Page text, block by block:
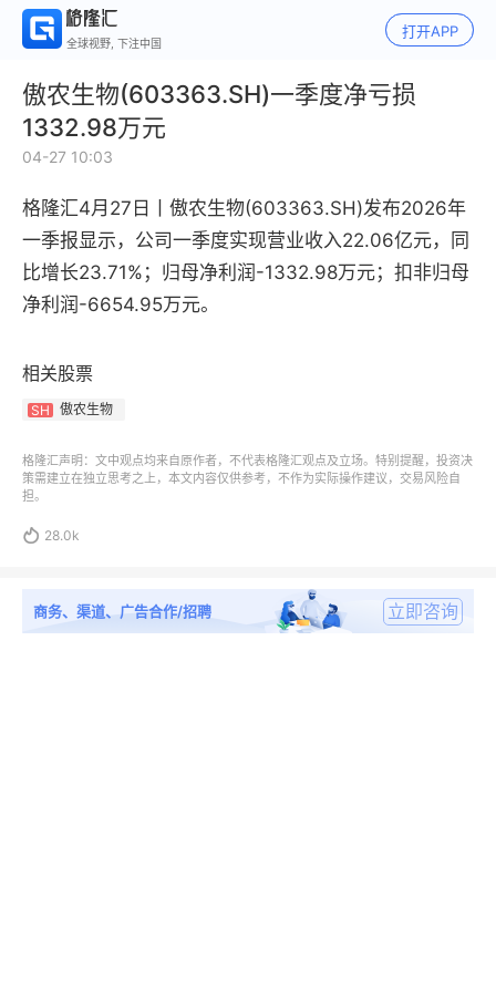
全球视野, 下注中国
打开APP
傲农生物(603363.SH)一季度净亏损
1332.98万元
04-27 10:03
格隆汇4月27日丨 傲农生物(603363.SH)发布2026年
一季报显示，公司一季度实现营业收入22.06亿元，同
比增长23.71% ；归母净利润-1332.98万元；扣非归母
净利润-6654.95万元。
相关股票
SH 傲农生物
格隆汇声明：文中观点均来自原作者，不代表格隆汇观点及立场。特别提醒，投资决
策需建立在独立思考之上，本文内容仅供参考，不作为实际操作建议，交易风险自
担。
 28.0k
商务、渠道、广告合作/招聘 立即咨询